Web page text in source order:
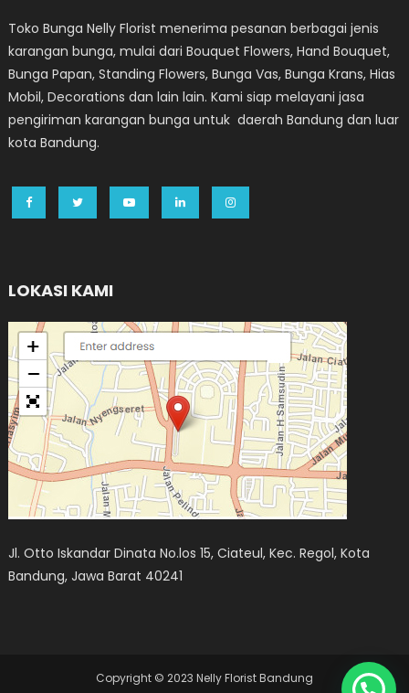
Toko Bunga Nelly Florist menerima pesanan berbagai jenis
karangan bunga, mulai dari Bouquet Flowers, Hand Bouquet,
Bunga Papan, Standing Flowers, Bunga Vas, Bunga Krans, Hias
Mobil, Decorations dan lain lain. Kami siap melayani jasa
pengiriman karangan bunga untuk daerah Bandung dan luar
kota Bandung.
LOKASI KAMI
Jl. Otto Iskandar Dinata No.los 15, Ciateul, Kec. Regol, Kota
Bandung, Jawa Barat 40241
Copyright © 2023 Nelly Florist Bandung